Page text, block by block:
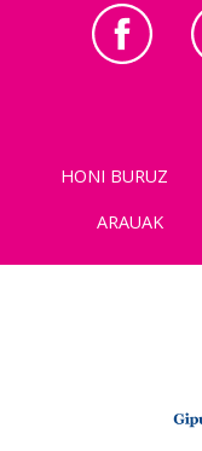
HONI BURUZ
ARAUAK